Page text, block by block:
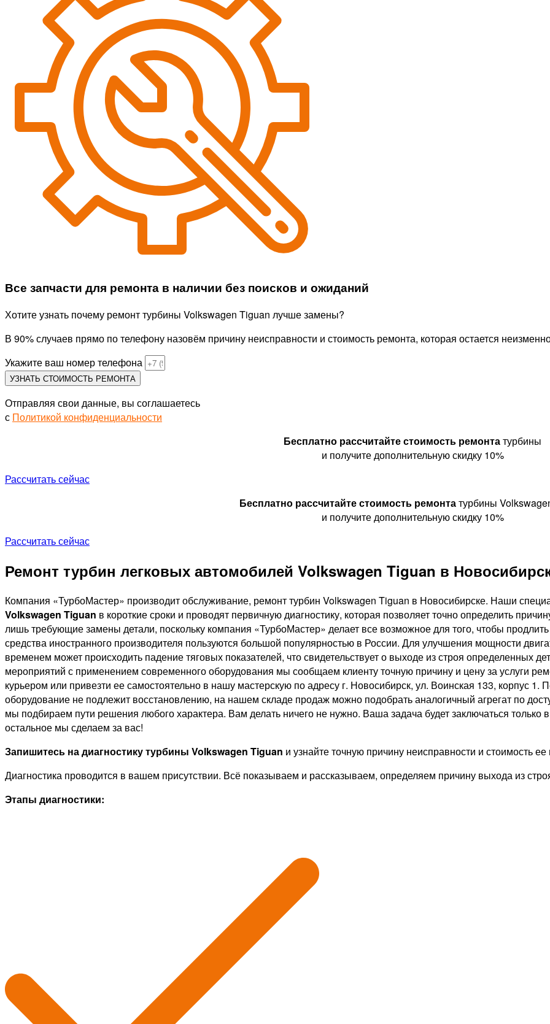
Все запчасти для ремонта в наличии без поисков и ожиданий
Хотите узнать почему ремонт турбины Volkswagen Tiguan лучше замены?
В 90% случаев прямо по телефону назовём причину неисправности и стоимость ремонта, которая остается
Укажите ваш номер телефона
УЗНАТЬ СТОИМОСТЬ РЕМОНТА
Отправляя свои данные, вы соглашаетесь
с Политикой конфиденциальности
Бесплатно рассчитайтестоимость ремонтатурбины
и получите дополнительную скидку 10%
Рассчитать сейчас
Бесплатно рассчитайтестоимость ремонтатурбины
и получите дополнительную скидку 10%
Рассчитать сейчас
Ремонт турбин легковых автомобилей Volkswagen Tiguan в
Компания «ТурбоМастер» производит обслуживание, ремонт турбин Volkswagen Tiguan в Новосибирске. Наши
Volkswagen Tiguan в короткие сроки и проводят первичную диагностику, которая позволяет точно определить
лишь требующие замены детали, поскольку компания «ТурбоМастер» делает все возможное для того, чтобы
средства иностранного производителя пользуются большой популярностью в России. Для улучшения мощности
временем может происходить падение тяговых показателей, что свидетельствует о выходе из строя определенных
мероприятий с применением современного оборудования мы сообщаем клиенту точную причину и цену за услуги
курьером или привезти ее самостоятельно в нашу мастерскую по адресу г. Новосибирск, ул. Воинская 133, корпус
оборудование не подлежит восстановлению, на нашем складе продаж можно подобрать аналогичный агрегат по
мы подбираем пути решения любого характера. Вам делать ничего не нужно. Ваша задача будет заключаться только
остальное мы сделаем за вас!
Запишитесь на диагностику турбины Volkswagen Tiguan и узнайте точную причину неисправности и стоимость
Диагностика проводится в вашем присутствии. Всё показываем и рассказываем, определяем причину выхода из
Этапы диагностики: